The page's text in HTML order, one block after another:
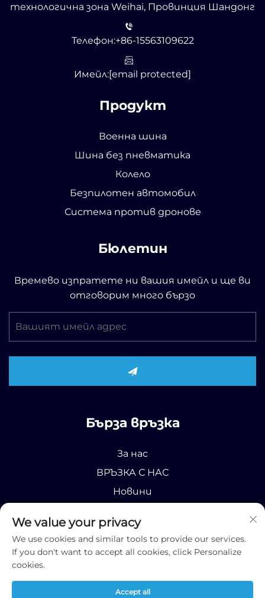
технологична зона Weihai, Провинция Шандонг
Телефон:+86-15563109622
Имейл:[email protected]
Продукт
Военна шина
Шина без пневматика
Колело
Безпилотен автомобил
Система против дронове
Бюлетин
Времево изпратете ни вашия имейл и ще ви
отговорим много бързо
Бърза връзка
За нас
ВРЪЗКА С НАС
Новини
We value your privacy
We use cookies and similar tools to provide our services.
If you don't want to accept all cookies, click Personalize
cookies.
Accept all